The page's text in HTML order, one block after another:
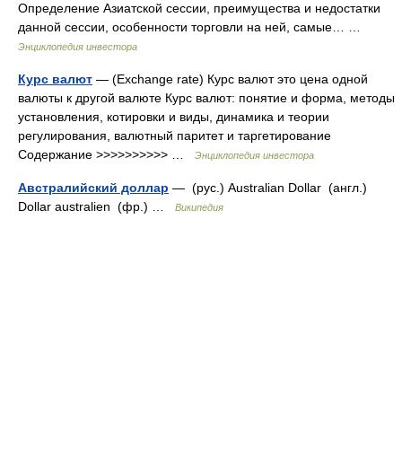
Определение Азиатской сессии, преимущества и недостатки
данной сессии, особенности торговли на ней, самые… …
Энциклопедия инвестора
Курс валют — (Exchange rate) Курс валют это цена одной
валюты к другой валюте Курс валют: понятие и форма, методы
установления, котировки и виды, динамика и теории
регулирования, валютный паритет и таргетирование
Содержание >>>>>>>>>> …
Энциклопедия инвестора
Австралийский доллар — (рус.) Australian Dollar (англ.)
Dollar australien (фр.) …
Википедия